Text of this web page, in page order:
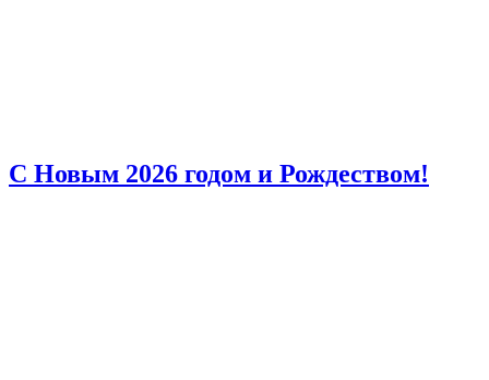
С Новым 2026 годом и Рождеством!